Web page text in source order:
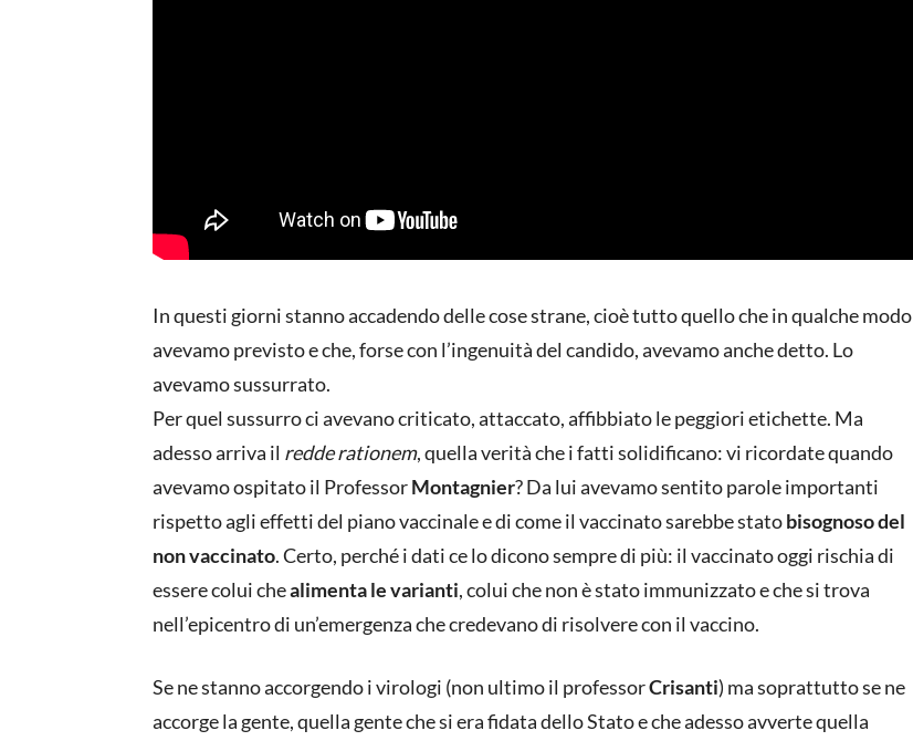
In questi giorni stanno accadendo delle cose strane, cioè tutto quello che in qualche modo
avevamo previsto e che, forse con l’ingenuità del candido, avevamo anche detto. Lo
avevamo sussurrato.
Per quel sussurro ci avevano criticato, attaccato, affibbiato le peggiori etichette. Ma
adesso arriva il redde rationem, quella verità che i fatti solidificano: vi ricordate quando
avevamo ospitato il ProfessorMontagnier? Da lui avevamo sentito parole importanti
rispetto agli effetti del piano vaccinale e di come il vaccinato sarebbe statobisognoso del
non vaccinato. Certo, perché i dati ce lo dicono sempre di più: il vaccinato oggi rischia di
essere colui chealimenta le varianti, colui che non è stato immunizzato e che si trova
nell’epicentro di un’emergenza che credevano di risolvere con il vaccino.
Se ne stanno accorgendo i virologi (non ultimo il professorCrisanti) ma soprattutto se ne
accorge la gente, quella gente che si era fidata dello Stato e che adesso avverte quella